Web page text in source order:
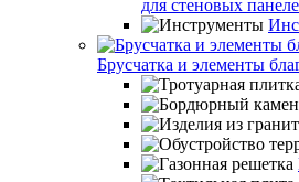
для стеновых
Брусчатка и элементы